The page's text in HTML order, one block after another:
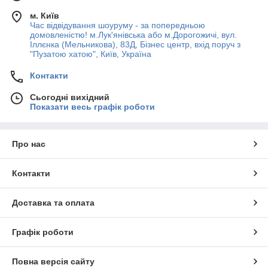
м. Київ
Час відвідування шоуруму - за попередньою
домовленістю! м.Лук'янівська або м.Дорогожичі, вул.
Іллєнка (Мельникова), 83Д, Бізнес центр, вхід поруч з
"Пузатою хатою", Київ, Україна
Контакти
Сьогодні вихідний
Показати весь графік роботи
Про нас
Контакти
Доставка та оплата
Графік роботи
Повна версія сайту